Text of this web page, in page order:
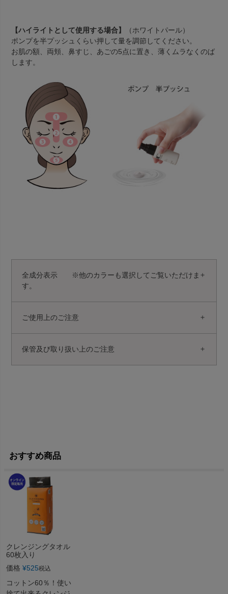
【ハイライトとして使用する場合】
（ホワイトパール）
ポンプを半プッシュくらい押して量を調節してください。
お肌の額、両頬、鼻すじ、あごの5点に置き、薄くムラなくのば
します。
全成分表示 ※他のカラーも選択してご覧いただけま
す。
ご使用上のご注意
保管及び取り扱い上のご注意
おすすめ商品
クレンジングタオル
60枚入り
価格 ¥525税込
コットン60％！使い